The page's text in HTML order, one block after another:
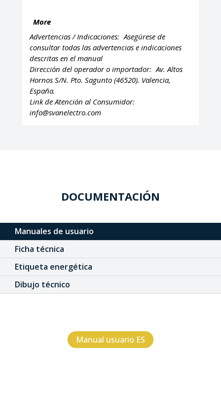
More
Advertencias / Indicaciones: Asegúrese de
consultar todas las advertencias e indicaciones
descritas en el manual
Dirección del operador o importador: Av. Altos
Hornos S/N. Pto. Sagunto (46520). Valencia,
España.
Link de Atención al Consumidor:
info@svanelectro.com
DOCUMENTACIÓN
Manuales de usuario
Ficha técnica
Etiqueta energética
Dibujo técnico
Manual usuario ES